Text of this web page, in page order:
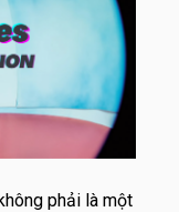
phải là một